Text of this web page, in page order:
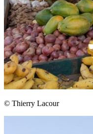
© Thierry Lacour